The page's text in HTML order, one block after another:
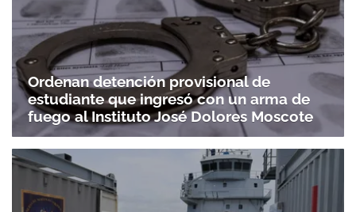
Gracias por suscribirte a nuestro boletín.
ACEPTAR
Ordenan detención provisional de
estudiante que ingresó con un arma de
fuego al Instituto José Dolores Moscote